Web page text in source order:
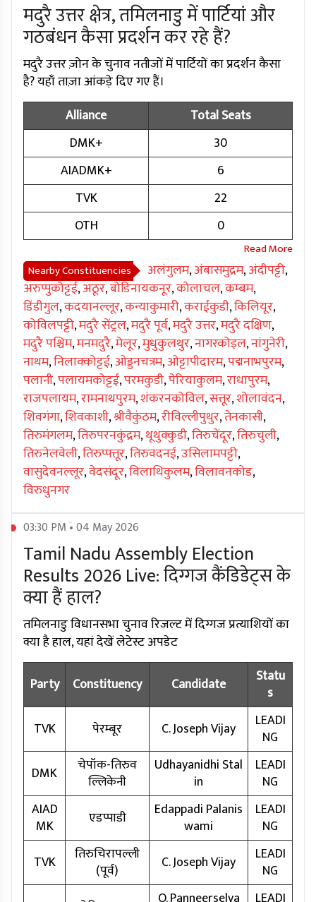
मदुरै उत्तर क्षेत्र, तमिलनाडु में पार्टियां और
गठबंधन कैसा प्रदर्शन कर रहे हैं?
मदुरै उत्तर ज़ोन के चुनाव नतीजों में पार्टियों का प्रदर्शन कैसा
है? यहाँ ताज़ा आंकड़े दिए गए हैं।
Alliance
Total Seats
DMK+
30
AIADMK+
6
TVK
22
OTH
0
Nearby Constituencies अलंगुलम,अंबासमुद्रम,अंदीपट्टी,
अरुप्पुकोट्टई,अठूर,बोडिनायकनूर,कोलाचल,कम्बम,
डिंडीगुल,कदयानल्लूर,कन्याकुमारी,कराईकुडी,किलियूर,
कोविलपट्टी,मदुरै सेंट्रल,मदुरै पूर्व,मदुरै उत्तर,मदुरै दक्षिण,
मदुरै पश्चिम,मनमदुरै,मेलूर,मुधुकुलथुर,नागरकोइल,नांगुनेरी,
नाथम,निलाक्कोट्टई,ओड्डनचत्रम,ओट्टापीदारम,पद्मनाभपुरम,
पलानी,पलायमकोट्टई,परमकुडी,पेरियाकुलम,राधापुरम,
राजपलायम,रामनाथपुरम,शंकरनकोविल,सत्तूर,शोलावंदन,
शिवगंगा,शिवकाशी,श्रीवैकुंठम,रीविल्लीपुथुर,तेनकासी,
तिरुमंगलम,तिरुपरनकुंद्रम,थूथुक्कुडी,तिरुचेंदूर,तिरुचुली,
तिरुनेलवेली,तिरुप्पत्तूर,तिरुवदनई,उसिलामपट्टी,
वासुदेवनल्लूर,वेदसंदूर,विलाथिकुलम,विलावनकोड,
विरुधुनगर
03:30 PM • 04 May 2026
Tamil Nadu Assembly Election
Results 2026 Live: दिग्गज कैंडिडेट्स के
क्या हैं हाल?
तमिलनाडु विधानसभा चुनाव रिजल्ट में दिग्गज प्रत्याशियों का
क्या है हाल, यहां देखें लेटेस्ट अपडेट
Party
Constituency Candidate
Statu
s
TVK
पेरम्बूर C. Joseph Vijay
LEADI
NG
DMK
चेपॉक-तिरुव
ल्लिकेनी
Udhayanidhi Stal
in
LEADI
NG
AIAD
MK
एडप्पाडी
Edappadi Palanis
wami
LEADI
NG
TVK
तिरुचिरापल्ली
(पूर्व)
C. Joseph Vijay
LEADI
NG